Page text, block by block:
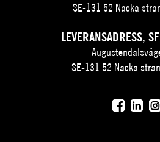
SE-131 52 Nacka
LEVERANSADRESS,
SE-131 52 Nacka